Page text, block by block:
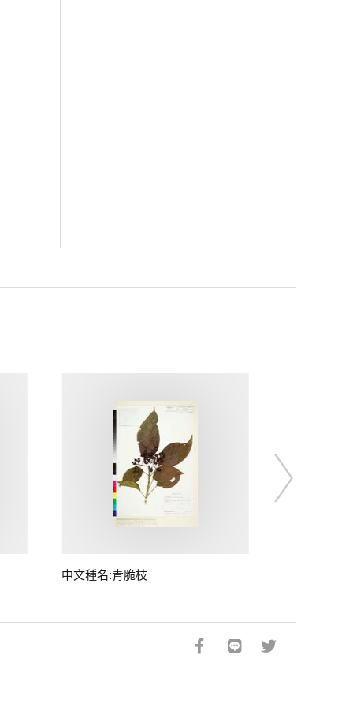
中文種名:青脆枝